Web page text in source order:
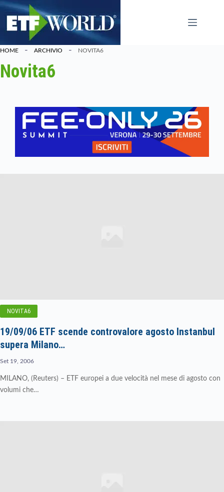
Salta
contenuto
HOME ARCHIVIO NOVITA6
Novita6
NOVITA6
19/09/06 ETF scende controvalore agosto Instanbul
supera Milano…
Set 19, 2006
MILANO, (Reuters) – ETF europei a due velocità nel mese di agosto con
volumi che…